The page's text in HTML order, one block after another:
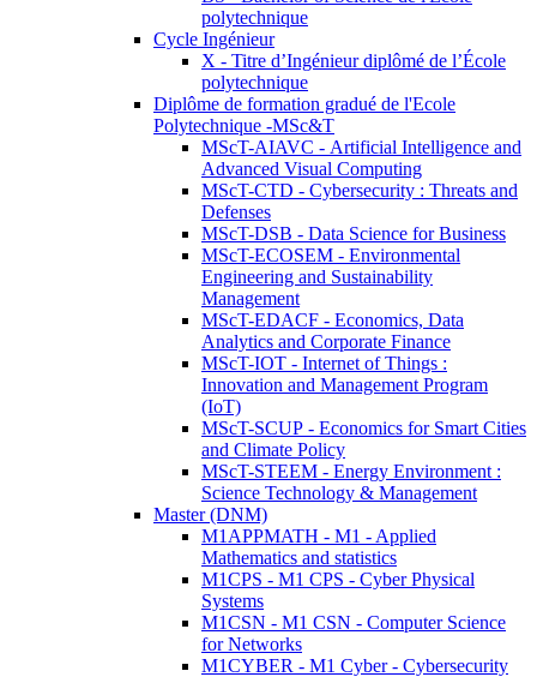
polytechnique
Cycle Ingénieur
X - Titre d’Ingénieur diplômé de l’École
polytechnique
Diplôme de formation gradué de l'Ecole
Polytechnique -MSc&T
MScT-AIAVC - Artificial Intelligence and
Advanced Visual Computing
MScT-CTD - Cybersecurity : Threats and
Defenses
MScT-DSB - Data Science for Business
MScT-ECOSEM - Environmental
Engineering and Sustainability
Management
MScT-EDACF - Economics, Data
Analytics and Corporate Finance
MScT-IOT - Internet of Things :
Innovation and Management Program
(IoT)
MScT-SCUP - Economics for Smart Cities
and Climate Policy
MScT-STEEM - Energy Environment :
Science Technology & Management
Master (DNM)
M1APPMATH - M1 - Applied
Mathematics and statistics
M1CPS - M1 CPS - Cyber Physical
Systems
M1CSN - M1 CSN - Computer Science
for Networks
M1CYBER - M1 Cyber - Cybersecurity